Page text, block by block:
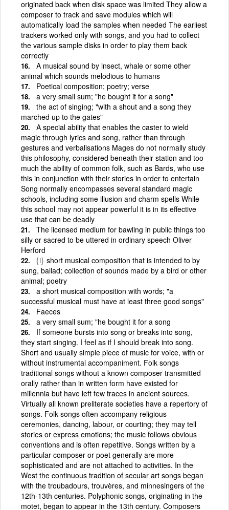
originated back when disk space was limited They allow a
composer to track and save modules which will
automatically load the samples when needed The earliest
trackers worked only with songs, and you had to collect
the various sample disks in order to play them back
correctly
A musical sound by insect, whale or some other
animal which sounds melodious to humans
Poetical composition; poetry; verse
a very small sum; "he bought it for a song"
the act of singing; "with a shout and a song they
marched up to the gates"
A special ability that enables the caster to wield
magic through lyrics and song, rather than through
gestures and verbalisations Mages do not normally study
this philosophy, considered beneath their station and too
much the ability of common folk, such as Bards, who use
this in conjunction with their stories in order to entertain
Song normally encompasses several standard magic
schools, including some illusion and charm spells While
this school may not appear powerful it is in its effective
use that can be deadly
The licensed medium for bawling in public things too
silly or sacred to be uttered in ordinary speech Oliver
Herford
{i} short musical composition that is intended to by
sung, ballad; collection of sounds made by a bird or other
animal; poetry
a short musical composition with words; "a
successful musical must have at least three good songs"
Faeces
a very small sum; "he bought it for a song
If someone bursts into song or breaks into song,
they start singing. I feel as if I should break into song.
Short and usually simple piece of music for voice, with or
without instrumental accompaniment. Folk songs
traditional songs without a known composer transmitted
orally rather than in written form have existed for
millennia but have left few traces in ancient sources.
Virtually all known preliterate societies have a repertory of
songs. Folk songs often accompany religious
ceremonies, dancing, labour, or courting; they may tell
stories or express emotions; the music follows obvious
conventions and is often repetitive. Songs written by a
particular composer or poet generally are more
sophisticated and are not attached to activities. In the
West the continuous tradition of secular art songs began
with the troubadours, trouvères, and minnesingers of the
12th-13th centuries. Polyphonic songs, originating in the
motet, began to appear in the 13th century. Composers